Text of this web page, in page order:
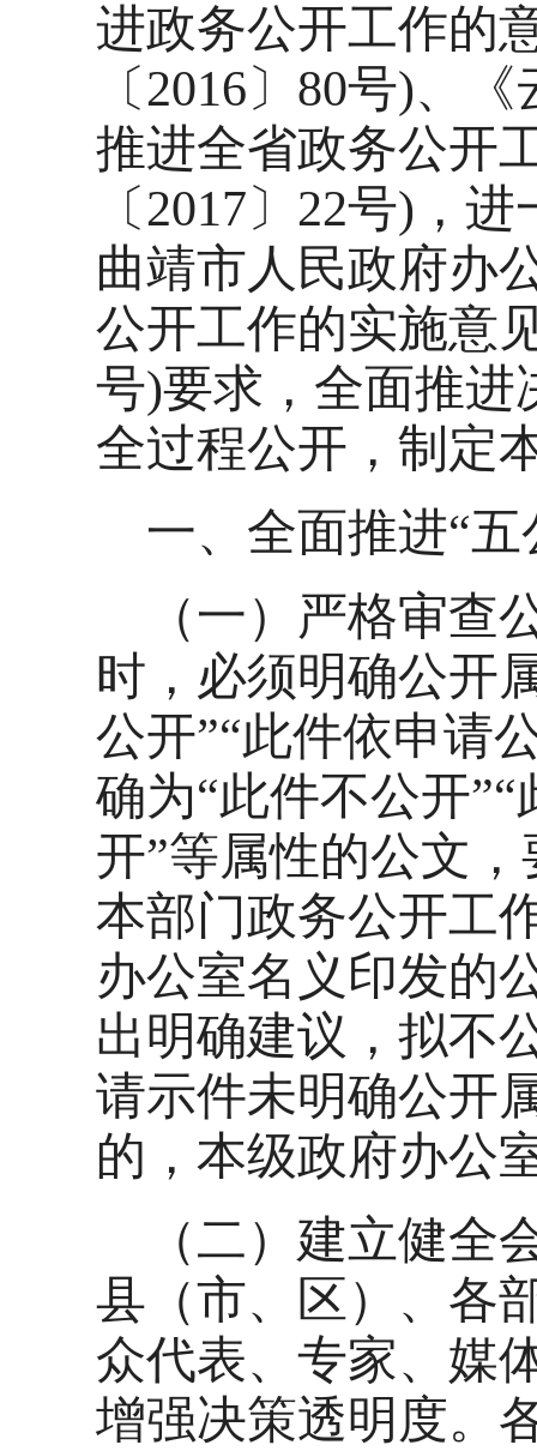
进政务公开工作的
〔2016〕80号)、
推进全省政务公开
〔2017〕22号)，
曲靖市人民政府办
公开工作的实施意
号)要求，全面推进
全过程公开，制定
一、全面推进“五
（一）严格审查
时，必须明确公开
公开”“此件依申请
确为“此件不公开
开”等属性的公文
本部门政务公开工
办公室名义印发的
出明确建议，拟不
请示件未明确公开
的，本级政府办公
（二）建立健全
县（市、区）、各
众代表、专家、媒
增强决策透明度。